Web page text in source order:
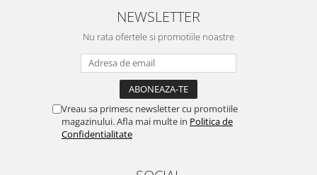
NEWSLETTER
Nu rata ofertele si promotiile noastre
Vreau sa primesc newsletter cu promotiile
magazinului. Afla mai multe in Politica de
Confidentialitate